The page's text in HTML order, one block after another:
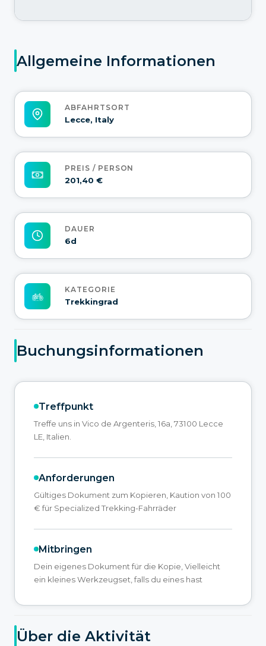
Allgemeine Informationen
ABFAHRTSORT
Lecce, Italy
PREIS / PERSON
201,40 €
DAUER
6d
KATEGORIE
Trekkingrad
Buchungsinformationen
Treffpunkt
Treffe uns in Vico de Argenteris, 16a, 73100 Lecce
LE, Italien.
Anforderungen
Gültiges Dokument zum Kopieren, Kaution von 100
€ für Specialized Trekking-Fahrräder
Mitbringen
Dein eigenes Dokument für die Kopie, Vielleicht
ein kleines Werkzeugset, falls du eines hast
Über die Aktivität